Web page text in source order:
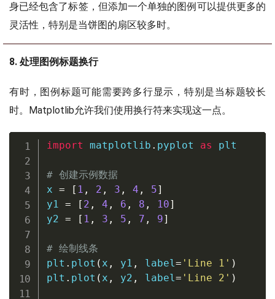
身已经包含了标签，但添加一个单独的图例可以提供更多的
灵活性，特别是当饼图的扇区较多时。
8. 处理图例标题换行
有时，图例标题可能需要跨多行显示，特别是当标题较长
时。Matplotlib允许我们使用换行符来实现这一点。
import matplotlib . pyplot as plt
# 创建示例数据
x = [ 1 , 2 , 3 , 4 , 5]
y1 = [ 2 , 4 , 6 , 8 , 10]
y2 = [ 1 , 3 , 5 , 7 , 9]
# 绘制线条
plt . plot ( x , y1 , label= 'Line 1' )
plt . plot ( x , y2 , label= 'Line 2' )